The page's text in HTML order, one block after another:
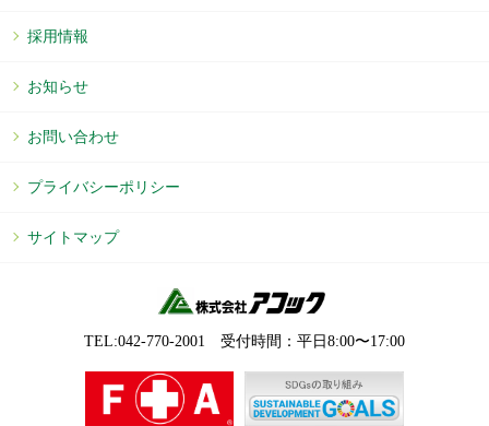
採用情報
お知らせ
お問い合わせ
プライバシーポリシー
サイトマップ
TEL:042-770-2001 受付時間：平⽇8:00〜17:00